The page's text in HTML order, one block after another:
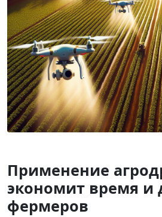
Применение
экономит время и
фермеров